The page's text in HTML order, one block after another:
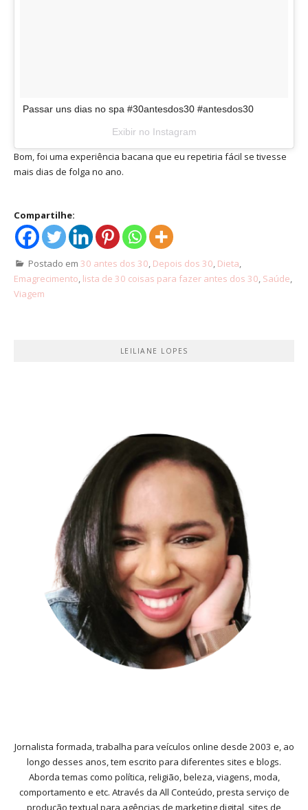
Passar uns dias no spa #30antesdos30 #antesdos30
Exibir no Instagram
Bom, foi uma experiência bacana que eu repetiria fácil se tivesse
mais dias de folga no ano.
Compartilhe:
Postado em 30 antes dos 30, Depois dos 30, Dieta,
Emagrecimento, lista de 30 coisas para fazer antes dos 30, Saúde,
Viagem
LEILIANE LOPES
Jornalista formada, trabalha para veículos online desde 2003 e, ao
longo desses anos, tem escrito para diferentes sites e blogs.
Aborda temas como política, religião, beleza, viagens, moda,
comportamento e etc. Através da All Conteúdo, presta serviço de
produção textual para agências de marketing digital, sites de